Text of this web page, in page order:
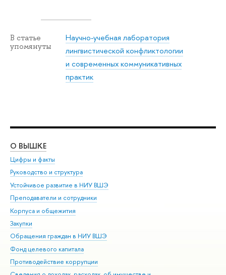
В статье
упомянуты
Научно-учебная лаборатория
лингвистической конфликтологии
и современных коммуникативных
практик
О ВЫШКЕ
Цифры и факты
Руководство и структура
Устойчивое развитие в НИУ ВШЭ
Преподаватели и сотрудники
Корпуса и общежития
Закупки
Обращения граждан в НИУ ВШЭ
Фонд целевого капитала
Противодействие коррупции